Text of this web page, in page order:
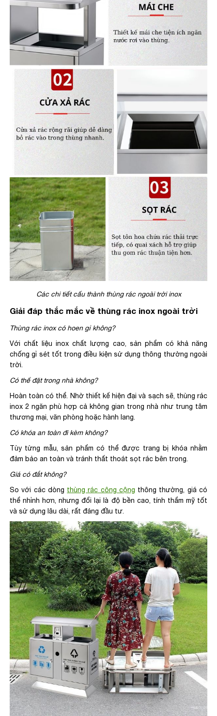
Các chi tiết cấu thành thùng rác ngoài trời inox
Giải đáp thắc mắc về thùng rác inox ngoài trời
Thùng rác inox có hoen gỉ không?
Với chất liệu inox chất lượng cao, sản phẩm có khả năng
chống gỉ sét tốt trong điều kiện sử dụng thông thường ngoài
trời.
Có thể đặt trong nhà không?
Hoàn toàn có thể. Nhờ thiết kế hiện đại và sạch sẽ, thùng rác
inox 2 ngăn phù hợp cả không gian trong nhà như trung tâm
thương mại, văn phòng hoặc hành lang.
Có khóa an toàn đi kèm không?
Tùy từng mẫu, sản phẩm có thể được trang bị khóa nhằm
đảm bảo an toàn và tránh thất thoát sọt rác bên trong.
Giá có đắt không?
So với các dòng thùng rác công cộng thông thường, giá có
thể nhỉnh hơn, nhưng đổi lại là độ bền cao, tính thẩm mỹ tốt
và sử dụng lâu dài, rất đáng đầu tư.